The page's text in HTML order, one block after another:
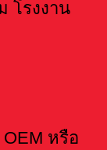
โรงงาน
หรือ